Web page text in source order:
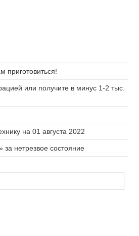
приготовиться!
или получите в минус 1-2 тыс.
на 01 августа 2022
нетрезвое состояние